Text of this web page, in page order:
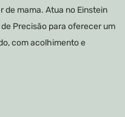
mama. Atua no Einstein
Precisão para oferecer um
com acolhimento e